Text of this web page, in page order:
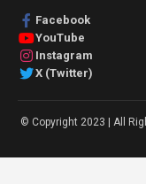
Facebook
YouTube
Instagram
X (Twitter)
© Copyright 2023 | All